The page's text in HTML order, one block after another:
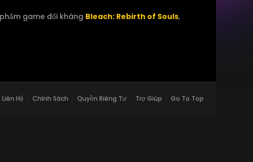
game đối kháng Bleach: Rebirth of Souls,
Liên Hệ Chính Sách Quyền Riêng Tư Trợ Giúp Go To Top